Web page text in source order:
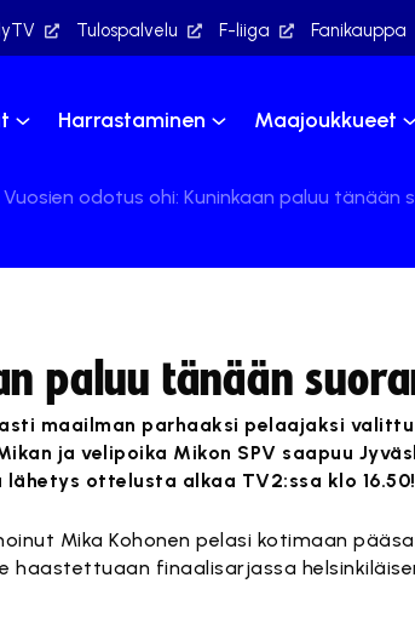
Tulospalvelu F-liiga Fanikauppa
Harrastaminen Maajoukkueet
Vuosien odotus ohi: Kuninkaan paluu tänään
paluu tänään
maailman parhaaksi pelaajaksi valittu
ja velipoika Mikon SPV saapuu
ottelusta alkaa TV2:ssa klo 16.50!
Mika Kohonen pelasi kotimaan
haastettuaan finaalisarjassa